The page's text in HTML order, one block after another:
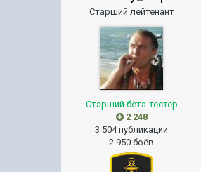
Старший лейтенант
Старший бета-тестер
2 248
3 504 публикации
2 950 боёв